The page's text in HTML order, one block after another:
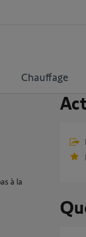
Chauffage
à la